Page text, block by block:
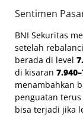
Sentimen
BNI Sekuritas
setelah
berada di level
di kisaran
menambahkan
penguatan
bisa terjadi jika